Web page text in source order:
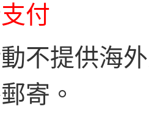
付
不提供海
寄。